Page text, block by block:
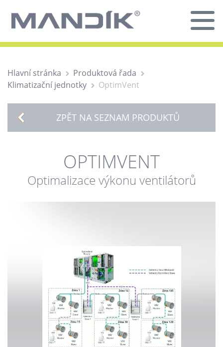
Hlavní stránka
Produktová řada
Klimatizační jednotky
OptimVent
ZPĚT NA SEZNAM PRODUKTŮ
OPTIMVENT
Optimalizace výkonu ventilátorů